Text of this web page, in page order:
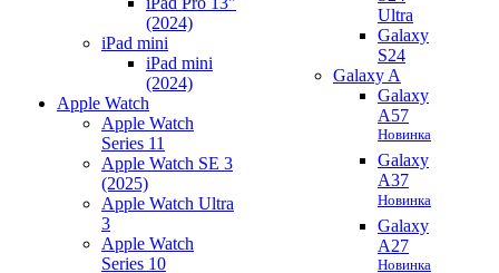
(2024)
iPad mini
iPad mini
(2024)
Apple Watch
Apple Watch
Series 11
Apple Watch SE 3
(2025)
Apple Watch Ultra
3
Apple Watch
Series 10
Ultra
Galaxy
S24
Galaxy A
Galaxy
A57
Новинка
Galaxy
A37
Новинка
Galaxy
A27
Новинка